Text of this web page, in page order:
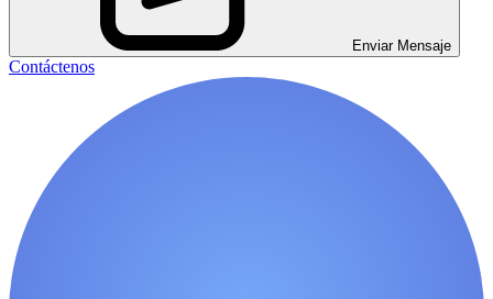
Enviar Mensaje
Contáctenos